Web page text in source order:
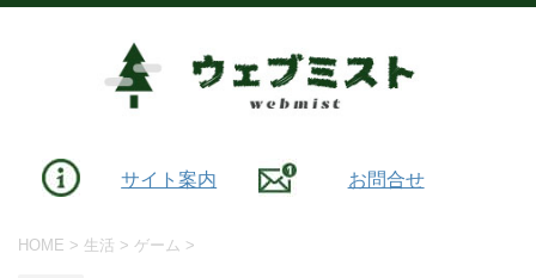
サイト案内 お問合せ
HOME > 生活 > ゲーム >